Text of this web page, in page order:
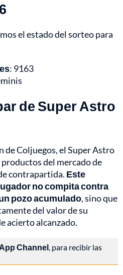
el estado del sorteo para
: 9163
de Super Astro
de Coljuegos, el Super Astro
del mercado de
contrapartida. Este
no compita contra
pozo acumulado, sino que
del valor de su
acierto alcanzado.
Channel, para recibir las